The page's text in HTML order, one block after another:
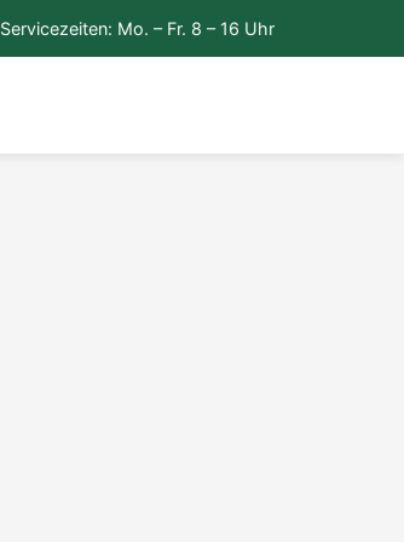
Servicezeiten: Mo. – Fr. 8 – 16 Uhr